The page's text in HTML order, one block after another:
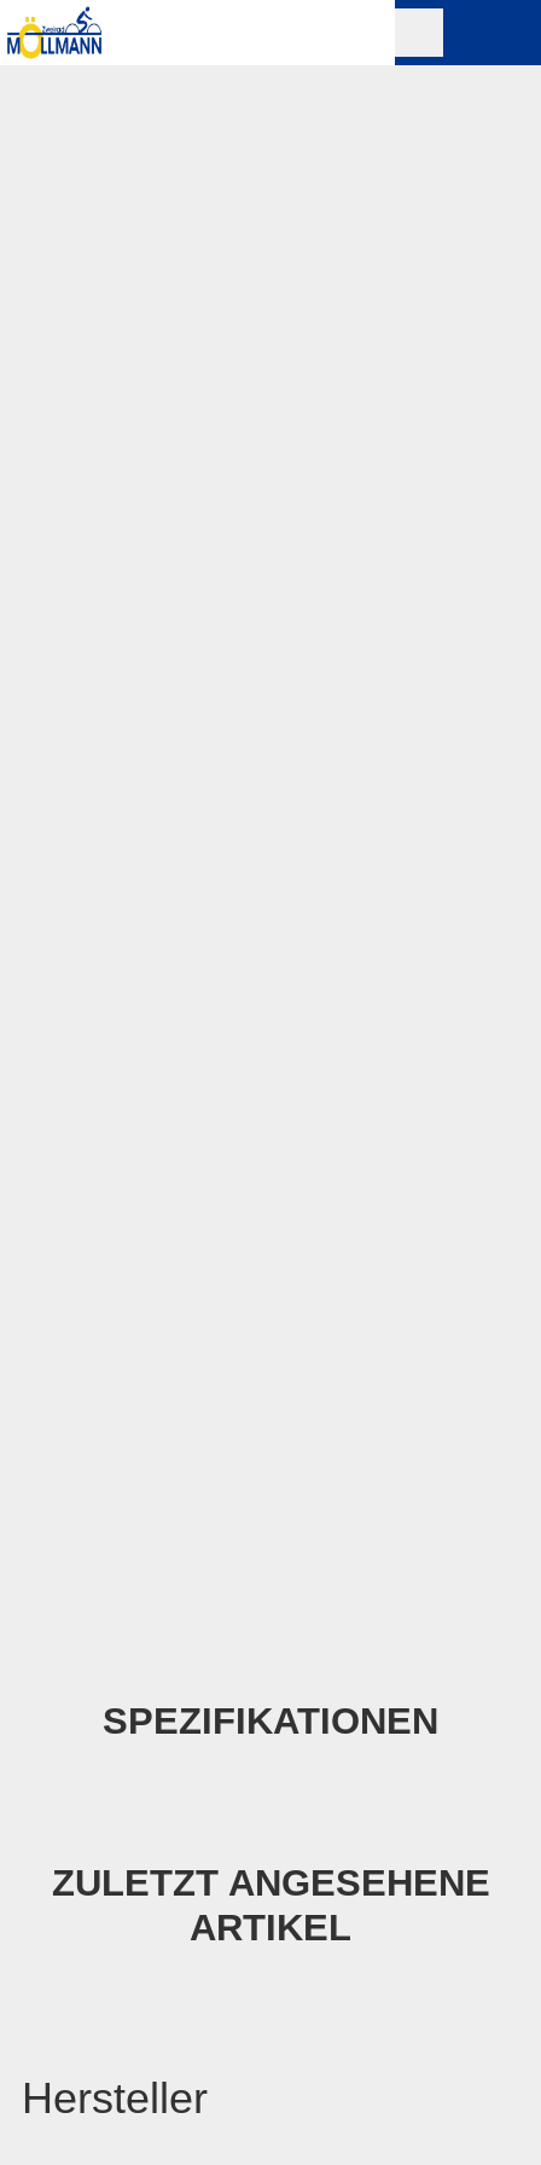
SPEZIFIKATIONEN
ZULETZT ANGESEHENE
ARTIKEL
Hersteller